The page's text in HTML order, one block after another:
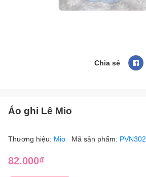
Chia sẻ
Áo ghi Lê Mio
Thương hiệu: Mio Mã sản phẩm: PVN302
82.000₫